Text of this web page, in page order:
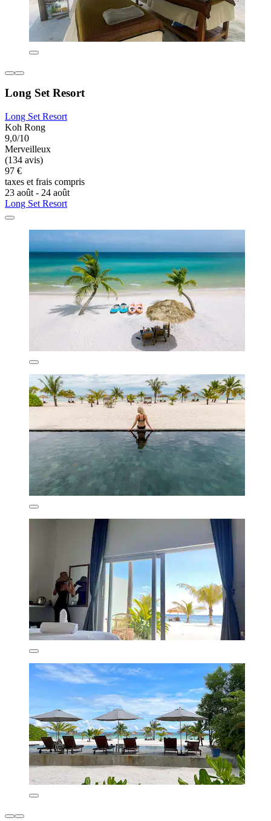
Long Set Resort
Long Set Resort
Koh Rong
9,0/10
Merveilleux
(134 avis)
97 €
taxes et frais compris
23 août - 24 août
Long Set Resort